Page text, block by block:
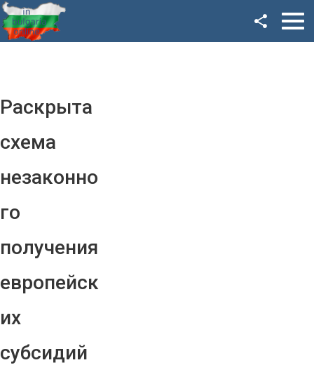
Раскрыта
схема
незаконно
го
получения
европейск
их
субсидий